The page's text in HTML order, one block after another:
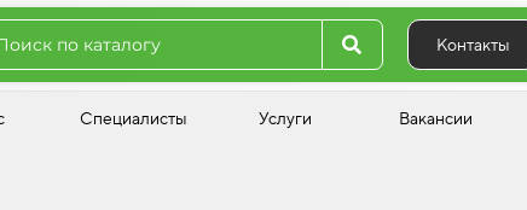
Контакты
Специалисты Услуги Вакансии